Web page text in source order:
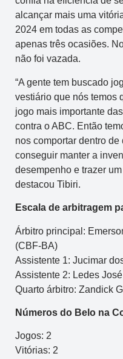
alcançar mais uma
2024 em todas as
apenas três ocasiões.
não foi vazada.
“A gente tem buscado
vestiário que nós temos
jogo mais importante
contra o ABC. Então
nos comportar dentro
conseguir manter a
desempenho e trazer
destacou Tibiri.
Escala de arbitragem
Árbitro principal:
(CBF-BA)
Assistente 1: Jucimar
Assistente 2: Ledes
Quarto árbitro: Zandick
Números do Belo na
Jogos: 2
Vitórias: 2